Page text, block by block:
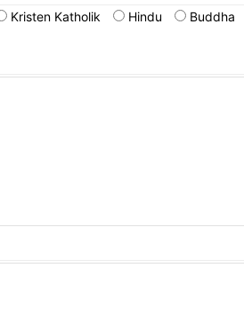
Kristen Katholik Hindu
Buddha